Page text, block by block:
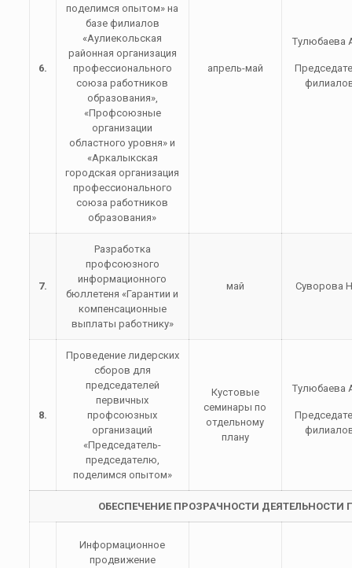
6.
поделимся опытом» на
базе филиалов
«Аулиекольская
районная организация
профессионального
союза работников
образования»,
«Профсоюзные
организации
областного уровня» и
«Аркалыкская
городская организация
профессионального
союза работников
образования»
апрель-май
Тулюбаева
7.
Разработка
профсоюзного
информационного
бюллетеня «Гарантии и
компенсационные
выплаты работнику»
май Суворова
8.
Проведение лидерских
сборов для
председателей
первичных
профсоюзных
организаций
«Председатель-
председателю,
поделимся опытом»
Кустовые
семинары по
отдельному
плану
Тулюбаева
ОБЕСПЕЧЕНИЕ ПРОЗРАЧНОСТИ
Информационное
продвижение